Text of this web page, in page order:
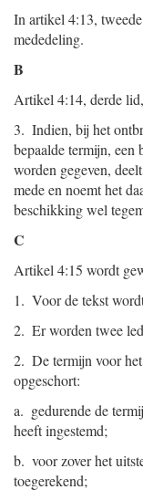
In artikel 4:13,
mededeling.
B
Artikel 4:14, derde
3. Indien, bij het
bepaalde termijn,
worden gegeven,
mede en noemt het
beschikking wel
C
Artikel 4:15 wordt
1. Voor de tekst
2. Er worden twee
2. De termijn voor
opgeschort:
a. gedurende de
heeft ingestemd;
b. voor zover het
toegerekend;